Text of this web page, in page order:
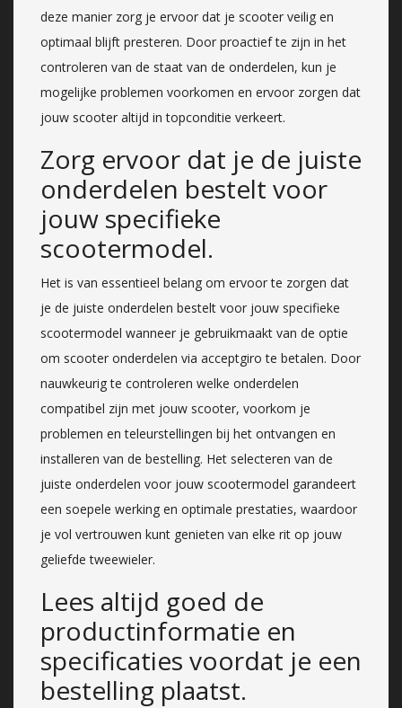
deze manier zorg je ervoor dat je scooter veilig en
optimaal blijft presteren. Door proactief te zijn in het
controleren van de staat van de onderdelen, kun je
mogelijke problemen voorkomen en ervoor zorgen dat
jouw scooter altijd in topconditie verkeert.
Zorg ervoor dat je de juiste
onderdelen bestelt voor
jouw specifieke
scootermodel.
Het is van essentieel belang om ervoor te zorgen dat
je de juiste onderdelen bestelt voor jouw specifieke
scootermodel wanneer je gebruikmaakt van de optie
om scooter onderdelen via acceptgiro te betalen. Door
nauwkeurig te controleren welke onderdelen
compatibel zijn met jouw scooter, voorkom je
problemen en teleurstellingen bij het ontvangen en
installeren van de bestelling. Het selecteren van de
juiste onderdelen voor jouw scootermodel garandeert
een soepele werking en optimale prestaties, waardoor
je vol vertrouwen kunt genieten van elke rit op jouw
geliefde tweewieler.
Lees altijd goed de
productinformatie en
specificaties voordat je een
bestelling plaatst.